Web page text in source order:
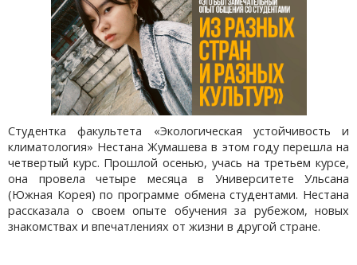
Студентка факультета «Экологическая устойчивость и
климатология» Нестана Жумашева в этом году перешла на
четвертый курс. Прошлой осенью, учась на третьем курсе,
она провела четыре месяца в Университете Ульсана
(Южная Корея) по программе обмена студентами. Нестана
рассказала о своем опыте обучения за рубежом, новых
знакомствах и впечатлениях от жизни в другой стране.